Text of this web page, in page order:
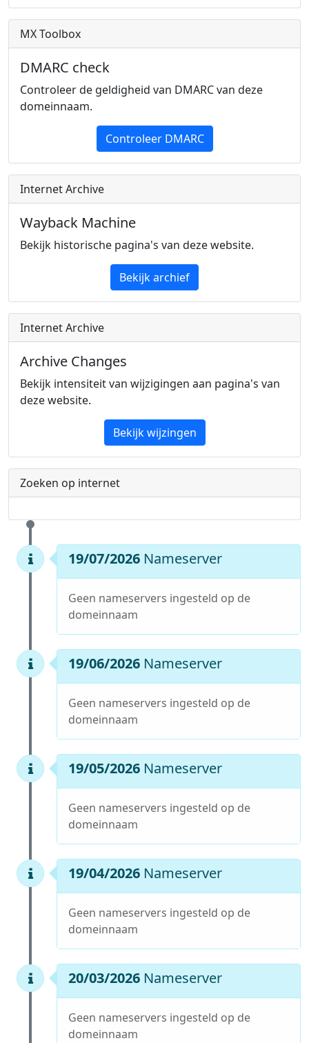
MX Toolbox
DMARC check
Controleer de geldigheid van DMARC van deze
domeinnaam.
Controleer DMARC
Internet Archive
Wayback Machine
Bekijk historische pagina's van deze website.
Bekijk archief
Internet Archive
Archive Changes
Bekijk intensiteit van wijzigingen aan pagina's van
deze website.
Bekijk wijzingen
Zoeken op internet
19/07/2026 Nameserver
Geen nameservers ingesteld op de
domeinnaam
19/06/2026 Nameserver
Geen nameservers ingesteld op de
domeinnaam
19/05/2026 Nameserver
Geen nameservers ingesteld op de
domeinnaam
19/04/2026 Nameserver
Geen nameservers ingesteld op de
domeinnaam
20/03/2026 Nameserver
Geen nameservers ingesteld op de
domeinnaam